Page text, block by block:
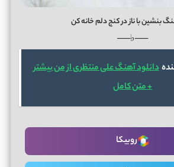
بنشین با ناز در کنج دلم خانه کن
──♭──
دانلود آهنگ علی منتظری از من بیشتر
+ متن کامل
روبیکا